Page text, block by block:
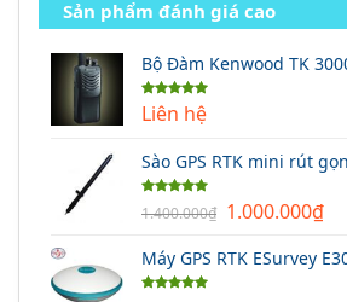
Sản phẩm đánh giá cao
Bộ Đàm Kenwood TK
Được xếp
hạng5.00
Liên hệ
Sào GPS RTK mini rút
Được xếp
hạng5.00
1.400.000₫ Giá
là:
1.000.000₫Giá
tại
Máy GPS RTK ESurvey